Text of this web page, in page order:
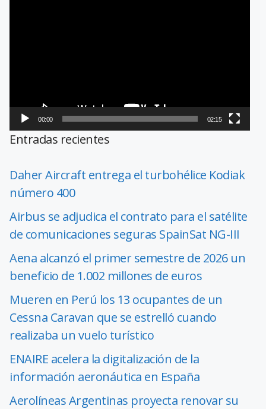
00:00 02:15
Entradas recientes
Daher Aircraft entrega el turbohélice Kodiak
número 400
Airbus se adjudica el contrato para el satélite
de comunicaciones seguras SpainSat NG-III
Aena alcanzó el primer semestre de 2026 un
beneficio de 1.002 millones de euros
Mueren en Perú los 13 ocupantes de un
Cessna Caravan que se estrelló cuando
realizaba un vuelo turístico
ENAIRE acelera la digitalización de la
información aeronáutica en España
Aerolíneas Argentinas proyecta renovar su